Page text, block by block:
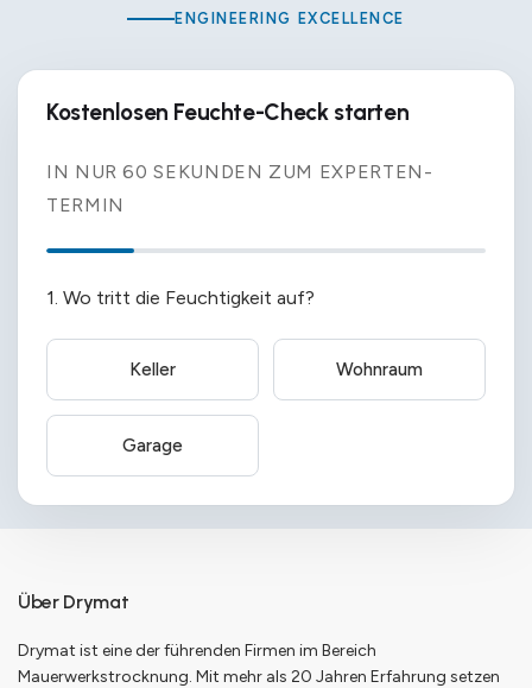
ENGINEERING EXCELLENCE
Kostenlosen Feuchte-Check starten
IN NUR 60 SEKUNDEN ZUM EXPERTEN-
TERMIN
1. Wo tritt die Feuchtigkeit auf?
Keller Wohnraum
Garage
Über Drymat
Drymat ist eine der führenden Firmen im Bereich
Mauerwerkstrocknung. Mit mehr als 20 Jahren Erfahrung setzen